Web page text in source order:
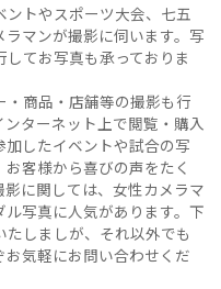
トやスポーツ大会、七五
マンが撮影に伺います。写
てお写真も承っておりま
商品・店舗等の撮影も行
ターネット上で閲覧・購入
したイベントや試合の写
客様から喜びの声をたく
に関しては、女性カメラマ
写真に人気があります。下
しましが、それ以外でも
気軽にお問い合わせくだ